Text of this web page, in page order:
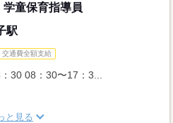
童保育指導員
駅
交通費全額支給
30 08：30〜17：3...
と見る